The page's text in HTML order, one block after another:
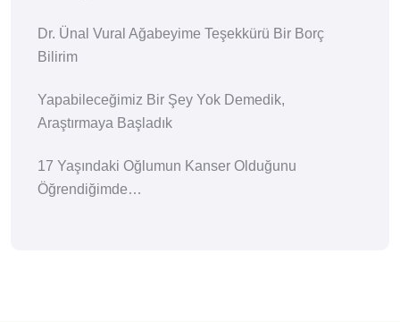
Dr. Ünal Vural Ağabeyime Teşekkürü Bir Borç
Bilirim
Yapabileceğimiz Bir Şey Yok Demedik,
Araştırmaya Başladık
17 Yaşındaki Oğlumun Kanser Olduğunu
Öğrendiğimde…